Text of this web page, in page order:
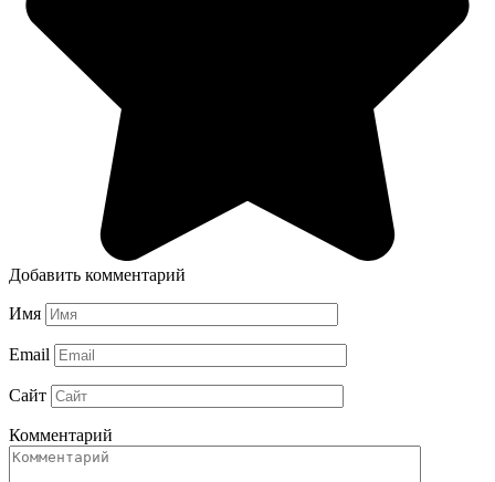
Добавить комментарий
Имя
Email
Сайт
Комментарий